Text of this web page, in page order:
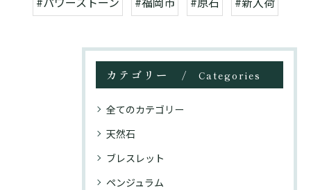
カテゴリー Categories
全てのカテゴリー
天然石
ブレスレット
ペンジュラム